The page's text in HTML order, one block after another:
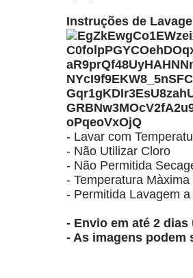
Instruções de
- Lavar com
- Não Utilizar Cloro
- Não Permitida
- Temperatura Màxima
- Permitida Lavagem
- Envio em até 2
- As imagens podem